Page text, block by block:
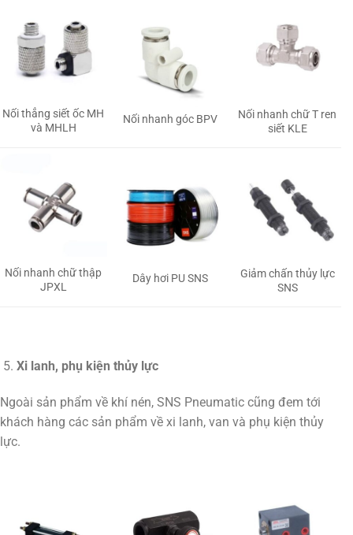
Nối thẳng siết ốc MH
và MHLH
Nối nhanh góc BPV
Nối nhanh chữ T ren
siết KLE
Nối nhanh chữ thập
JPXL
Dây hơi PU SNS
Giảm chấn thủy lực
SNS
Xi lanh, phụ kiện thủy lực
Ngoài sản phẩm về khí nén, SNS Pneumatic cũng đem tới
khách hàng các sản phẩm về xi lanh, van và phụ kiện thủy
lực.